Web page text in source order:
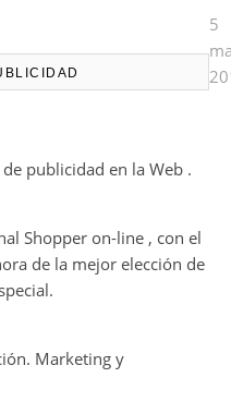
publicidad en la Web .
Shopper on-line , con el
de la mejor elección de
Marketing y
5